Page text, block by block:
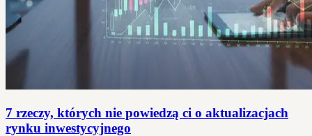
7 rzeczy, których nie powiedzą ci o aktualizacjach
rynku inwestycyjnego